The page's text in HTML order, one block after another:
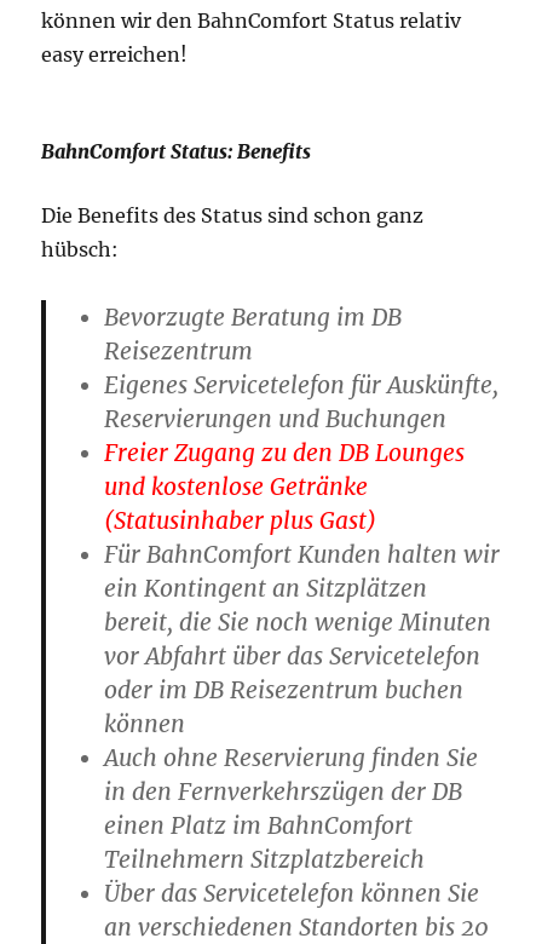
können wir den BahnComfort Status relativ
easy erreichen!
BahnComfort Status: Benefits
Die Benefits des Status sind schon ganz
hübsch:
Bevorzugte Beratung im DB
Reisezentrum
Eigenes Servicetelefon für Auskünfte,
Reservierungen und Buchungen
Freier Zugang zu den DB Lounges
und kostenlose Getränke
(Statusinhaber plus Gast)
Für BahnComfort Kunden halten wir
ein Kontingent an Sitzplätzen
bereit, die Sie noch wenige Minuten
vor Abfahrt über das Servicetelefon
oder im DB Reisezentrum buchen
können
Auch ohne Reservierung finden Sie
in den Fernverkehrszügen der DB
einen Platz im BahnComfort
Teilnehmern Sitzplatzbereich
Über das Servicetelefon können Sie
an verschiedenen Standorten bis 20